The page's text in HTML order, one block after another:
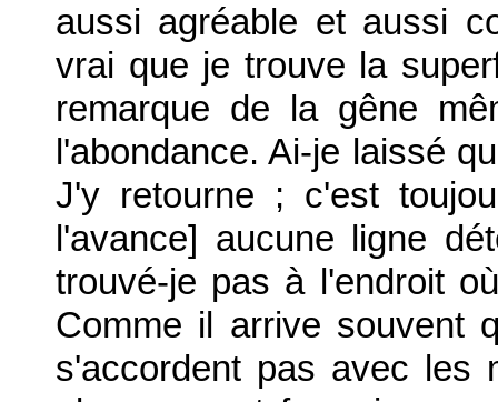
aussi agréable et aussi
vrai que je trouve la
remarque de la gêne
l'abondance. Ai-je laissé
J'y retourne ; c'est
l'avance] aucune ligne
trouvé-je pas à l'endroit
Comme il arrive souvent
s'accordent pas avec les